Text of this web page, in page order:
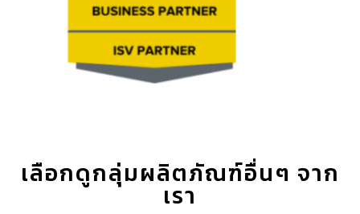
เลือกดูกลุ่มผลิตภัณฑ์อื่นๆ จาก
เรา